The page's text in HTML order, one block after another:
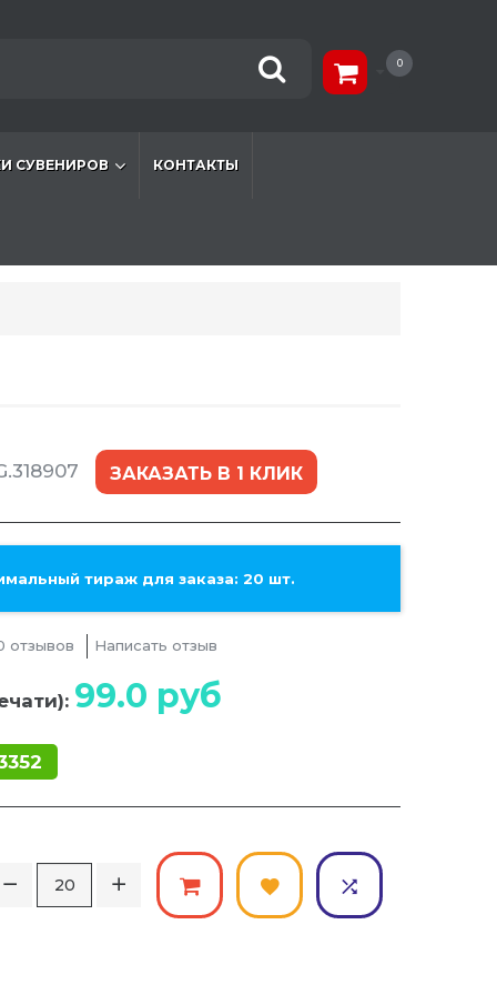
0
СУВЕНИРОВ КОНТАКТЫ
ЗАКАЗАТЬ В 1 КЛИК
тираж для заказа: 20 шт.
отзывов Написать отзыв
99.0 руб